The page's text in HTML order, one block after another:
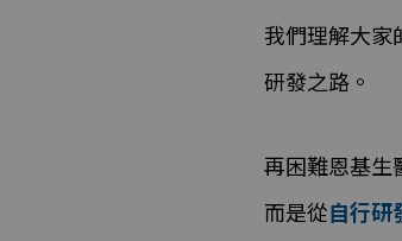
我們理解大家
研發之路。
再困難恩基生
而是從自行研